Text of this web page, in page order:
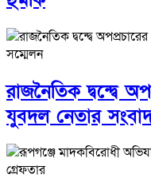
রাজনৈতিক দ্বন্দ্বে
যুবদল নেতার